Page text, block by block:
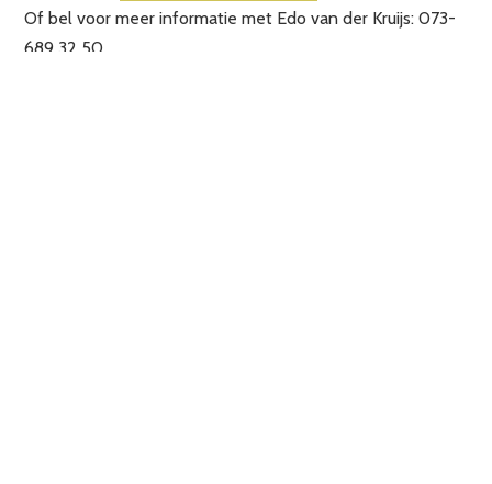
Of bel voor meer informatie met Edo van der Kruijs: 073-
689 32 50.